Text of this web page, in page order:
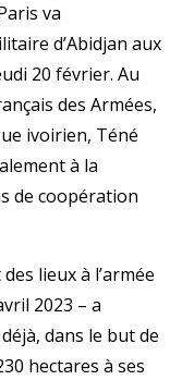
va
d’Abidjan aux
20 février. Au
des Armées,
ivoirien, Téné
à la
de coopération
lieux à l’armée
2023 – a
dans le but de
hectares à ses